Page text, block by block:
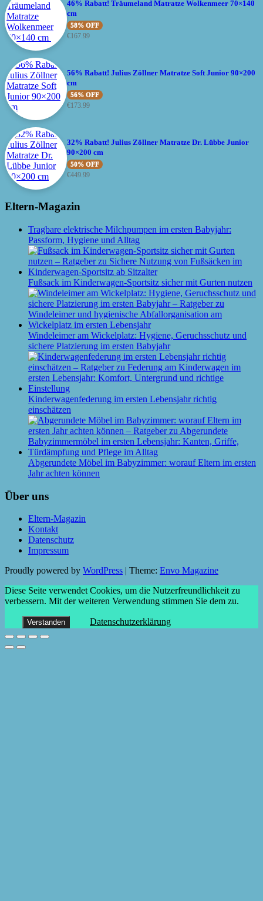
46% Rabatt! Träumeland Matratze Wolkenmeer 70×140
cm
58% OFF
€167.99
56% Rabatt! Julius Zöllner Matratze Soft Junior 90×200
cm
56% OFF
€173.99
32% Rabatt! Julius Zöllner Matratze Dr. Lübbe Junior
90×200 cm
50% OFF
€449.99
Eltern-Magazin
Tragbare elektrische Milchpumpen im ersten Babyjahr:
Passform, Hygiene und Alltag
Fußsack im Kinderwagen-Sportsitz sicher mit Gurten nutzen
Windeleimer am Wickelplatz: Hygiene, Geruchsschutz und
sichere Platzierung im ersten Babyjahr
Kinderwagenfederung im ersten Lebensjahr richtig
einschätzen
Abgerundete Möbel im Babyzimmer: worauf Eltern im ersten
Jahr achten können
Über uns
Eltern-Magazin
Kontakt
Datenschutz
Impressum
Proudly powered by WordPress Theme: Envo Magazine
Diese Seite verwendet Cookies, um die Nutzerfreundlichkeit zu
verbessern. Mit der weiteren Verwendung stimmen Sie dem zu.
Verstanden Datenschutzerklärung